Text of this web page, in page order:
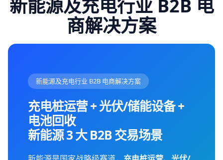
新能源及充电行业 B2B 电
商解决方案
新能源及充电行业 B2B 电商解决方案
充电桩运营 + 光伏/储能设备 +
电池回收
新能源 3 大 B2B 交易场景